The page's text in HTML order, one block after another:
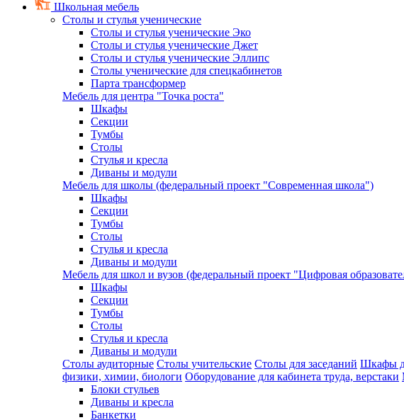
Школьная мебель
Столы и стулья ученические
Столы и стулья ученические Эко
Столы и стулья ученические Джет
Столы и стулья ученические Эллипс
Столы ученические для спецкабинетов
Парта трансформер
Мебель для центра "Точка роста"
Шкафы
Секции
Тумбы
Столы
Стулья и кресла
Диваны и модули
Мебель для школы (федеральный проект "Современная школа")
Шкафы
Секции
Тумбы
Столы
Стулья и кресла
Диваны и модули
Мебель для школ и вузов (федеральный проект "Цифровая
Шкафы
Секции
Тумбы
Столы
Стулья и кресла
Диваны и модули
Столы аудиторные Столы учительские Столы для заседаний Шкафы
физики, химии, биологи Оборудование для кабинета труда, верстаки
Блоки стульев
Диваны и кресла
Банкетки